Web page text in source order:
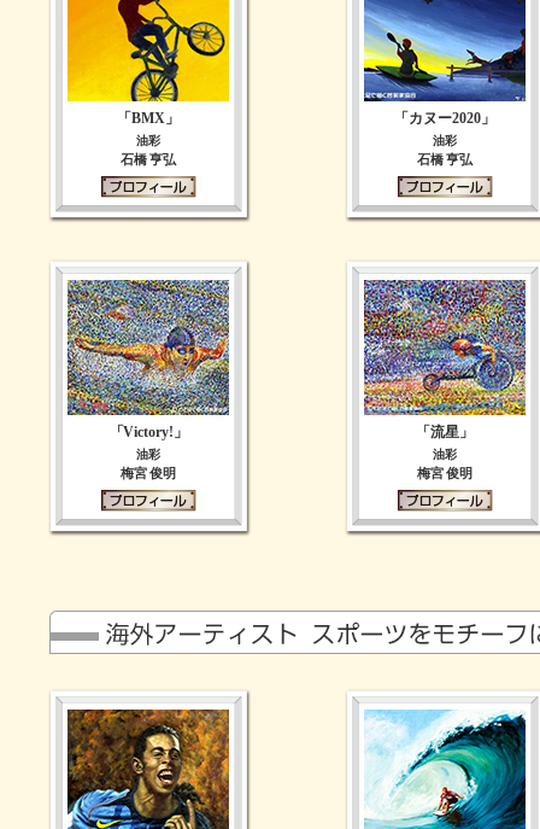
「BMX」
油彩
石橋 亨弘
「カヌー2020」
油彩
石橋 亨弘
「Victory!」
油彩
梅宮 俊明
「流星」
油彩
梅宮 俊明